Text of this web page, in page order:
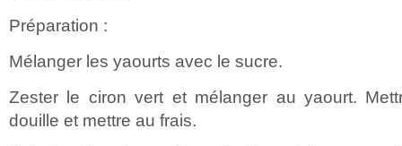
Préparation :
Mélanger les yaourts avec le sucre.
Zester le ciron vert et mélanger au yaourt.
douille et mettre au frais.